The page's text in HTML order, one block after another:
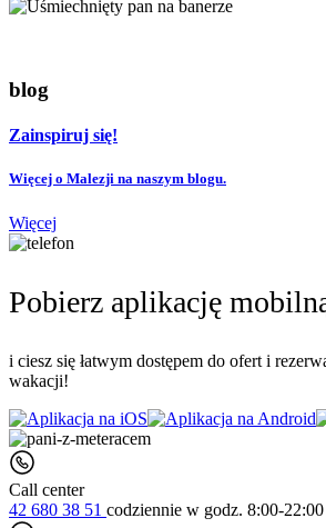
blog
Zainspiruj się!
Więcej o Malezji na naszym blogu.
Więcej
Pobierz aplikację
i ciesz się łatwym dostępem do ofert i
wakacji!
Call center
42 680 38 51 codziennie w godz. 8:00-22:00